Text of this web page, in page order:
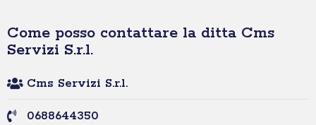
Come posso contattare la ditta Cms
Servizi S.r.l.
Cms Servizi S.r.l.
0688644350